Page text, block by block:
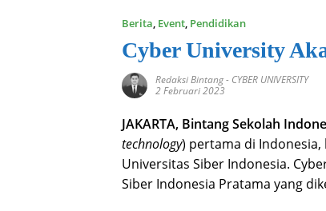
Berita, Event, Pendidikan
Cyber University
Redaksi Bintang- CYBER UNIVERSITY
2 Februari 2023
JAKARTA, Bintang Sekolah
technology) pertama di
Universitas Siber Indonesia.
Siber Indonesia Pratama yang